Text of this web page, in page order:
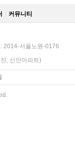
커뮤니티
2014-서울노원-0176
, 신안아파트)